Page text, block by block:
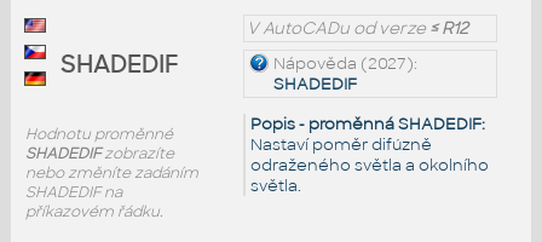
V AutoCADu od verze≤ R12
Nápověda (2027):
SHADEDIF
Popis - proměnná SHADEDIF:
Nastaví poměr difúzně
odraženého světla a okolního
světla.
SHADEDIF
Hodnotu proměnné
SHADEDIFzobrazíte
nebo změníte zadáním
SHADEDIF na
příkazovém řádku.